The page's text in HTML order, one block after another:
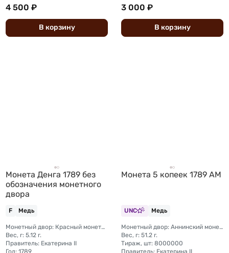
4 500 ₽
В корзину
3 000 ₽
В корзину
Монета Денга 1789 без
обозначения монетного
двора
F Медь
Монетный двор: Красный монетный двор (Москва)
Вес, г: 5.12 г.
Правитель: Екатерина II
Монета 5 копеек 1789 АМ
UNC Медь
Монетный двор: Аннинский монетный двор (с. Анинское Пермская губерния)
Вес, г: 51.2 г.
Тираж, шт: 8000000